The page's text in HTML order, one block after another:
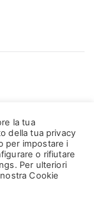
- Via Leonardo da
la tua
della tua privacy
per impostare i
o rifiutare
Per ulteriori
Cookie